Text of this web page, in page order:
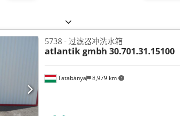
Tatabánya 8,979 km
5738 - 过滤器冲洗水箱
atlantik gmbh 30.701.31.15100